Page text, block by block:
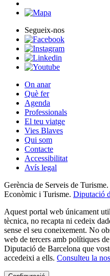
Segueix-nos
On anar
Què fer
Agenda
Professionals
El teu viatge
Vies Blaves
Qui som
Contacte
Accessibilitat
Avís legal
Gerència de Serveis de
Econòmic i Turisme. Diputació
Aquest portal web únicament
tècnica, no recapta ni cedeix
sense el seu coneixement. No
web de tercers amb polítiques
Diputació de Barcelona que
accedeixi a ells. Consulteu la